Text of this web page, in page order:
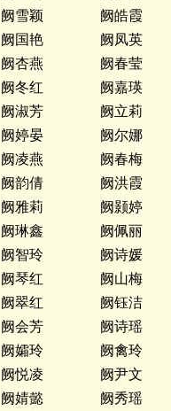
阙雪颖
阙皓霞
阙国艳
阙凤英
阙杏燕
阙春莹
阙冬红
阙嘉瑛
阙淑芳
阙立莉
阙婷晏
阙尔娜
阙凌燕
阙春梅
阙韵倩
阙洪霞
阙雅莉
阙颢婷
阙琳鑫
阙佩丽
阙智玲
阙诗媛
阙琴红
阙山梅
阙翠红
阙钰洁
阙会芳
阙诗瑶
阙孀玲
阙禽玲
阙悦凌
阙尹文
阙婧懿
阙秀瑶